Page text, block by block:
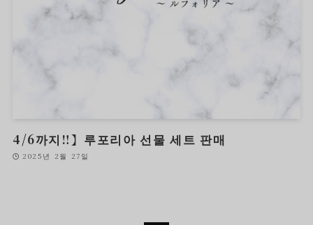
4/6까지‼︎】루포리아 선물 세트 판매
2025년 2월 27일